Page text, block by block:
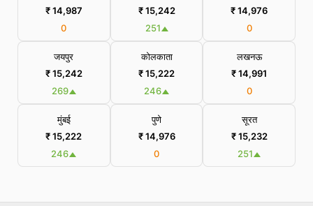
₹ 14,987
0
₹ 15,242
251
₹ 14,976
0
जयपुर
₹ 15,242
269
कोलकाता
₹ 15,222
246
लखनऊ
₹ 14,991
0
मुंबई
₹ 15,222
246
पुणे
₹ 14,976
0
सूरत
₹ 15,232
251